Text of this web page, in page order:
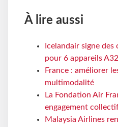
À lire aussi
Icelandair signe
pour 6 appareils
France : améliorer
multimodalité
La Fondation Air
engagement
Malaysia Airlines